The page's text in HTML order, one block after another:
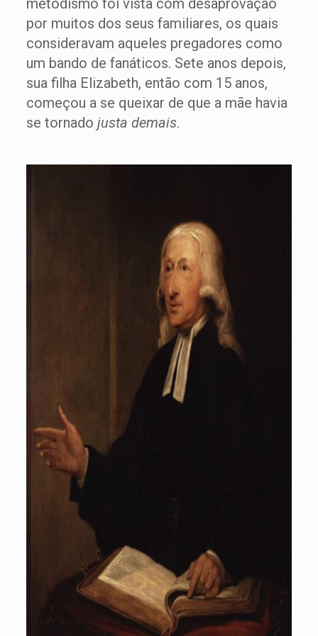
metodismo foi vista com desaprovação
por muitos dos seus familiares, os quais
consideravam aqueles pregadores como
um bando de fanáticos. Sete anos depois,
sua filha Elizabeth, então com 15 anos,
começou a se queixar de que a mãe havia
se tornado justa demais.